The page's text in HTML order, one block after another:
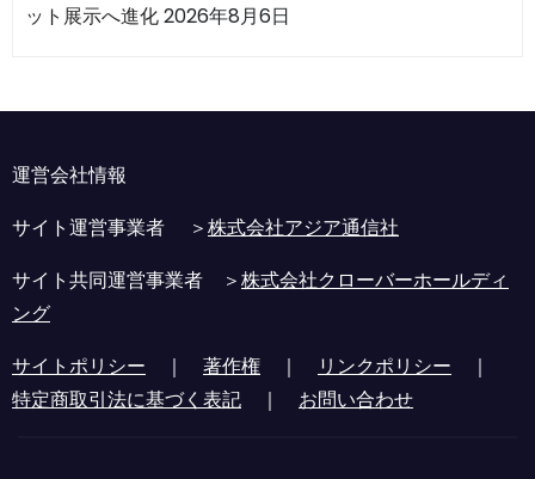
ット展示へ進化2026年8月6日
運営会社情報
サイト運営事業者 ＞株式会社アジア通信社
サイト共同運営事業者 ＞株式会社クローバーホールディ
ング
サイトポリシー ｜ 著作権 ｜ リンクポリシー ｜
特定商取引法に基づく表記 ｜ お問い合わせ